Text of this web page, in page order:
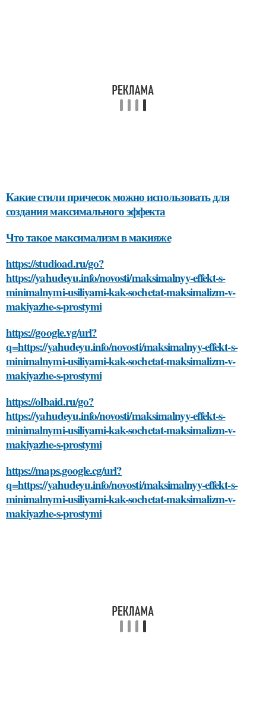
Какие стили причесок можно использовать для
создания максимального эффекта
Что такое максимализм в макияже
https://studioad.ru/go?
https://yahudeyu.info/novosti/maksimalnyy-effekt-s-
minimalnymi-usiliyami-kak-sochetat-maksimalizm-v-
makiyazhe-s-prostymi
https://google.vg/url?
q=https://yahudeyu.info/novosti/maksimalnyy-effekt-s-
minimalnymi-usiliyami-kak-sochetat-maksimalizm-v-
makiyazhe-s-prostymi
https://olbaid.ru/go?
https://yahudeyu.info/novosti/maksimalnyy-effekt-s-
minimalnymi-usiliyami-kak-sochetat-maksimalizm-v-
makiyazhe-s-prostymi
https://maps.google.cg/url?
q=https://yahudeyu.info/novosti/maksimalnyy-effekt-s-
minimalnymi-usiliyami-kak-sochetat-maksimalizm-v-
makiyazhe-s-prostymi